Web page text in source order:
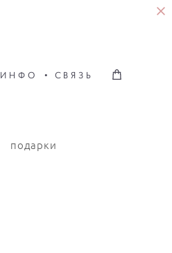
ИНФО • СВЯЗЬ
подарки